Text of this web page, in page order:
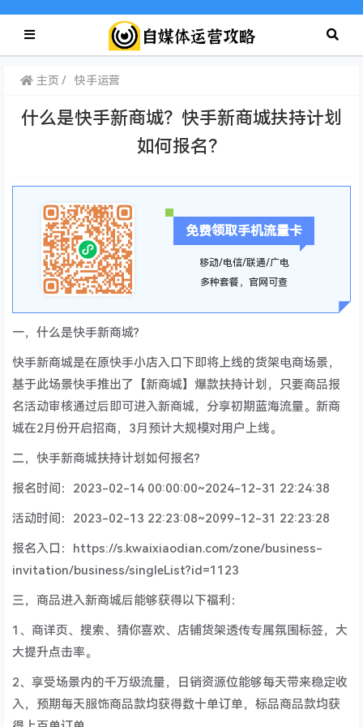
主页 快手运营
什么是快手新商城？快手新商城扶持计划
如何报名？
免费领取手机流量卡
移动/电信/联通/广电
多种套餐，官网可查
一，什么是快手新商城?
快手新商城是在原快手小店入口下即将上线的货架电商场景，
基于此场景快手推出了【新商城】爆款扶持计划，只要商品报
名活动审核通过后即可进入新商城，分享初期蓝海流量。新商
城在2月份开启招商，3月预计大规模对用户上线。
二，快手新商城扶持计划如何报名?
报名时间：2023-02-14 00:00:00~2024-12-31 22:24:38
活动时间：2023-02-13 22:23:08~2099-12-31 22:23:28
报名入口：https://s.kwaixiaodian.com/zone/business-
invitation/business/singleList?id=1123
三，商品进入新商城后能够获得以下福利：
1、商详页、搜索、猜你喜欢、店铺货架透传专属氛围标签，大
大提升点击率。
2、享受场景内的千万级流量，日销资源位能够每天带来稳定收
入，预期每天服饰商品款均获得数十单订单，标品商品款均获